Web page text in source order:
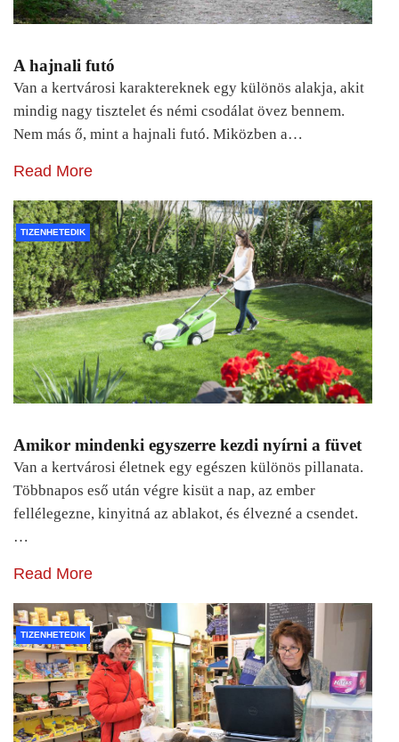
A hajnali futó
Van a kertvárosi karaktereknek egy különös alakja, akit
mindig nagy tisztelet és némi csodálat övez bennem.
Nem más ő, mint a hajnali futó. Miközben a…
Read More
TIZENHETEDIK
Amikor mindenki egyszerre kezdi nyírni a füvet
Van a kertvárosi életnek egy egészen különös pillanata.
Többnapos eső után végre kisüt a nap, az ember
fellélegezne, kinyitná az ablakot, és élvezné a csendet.
…
Read More
TIZENHETEDIK